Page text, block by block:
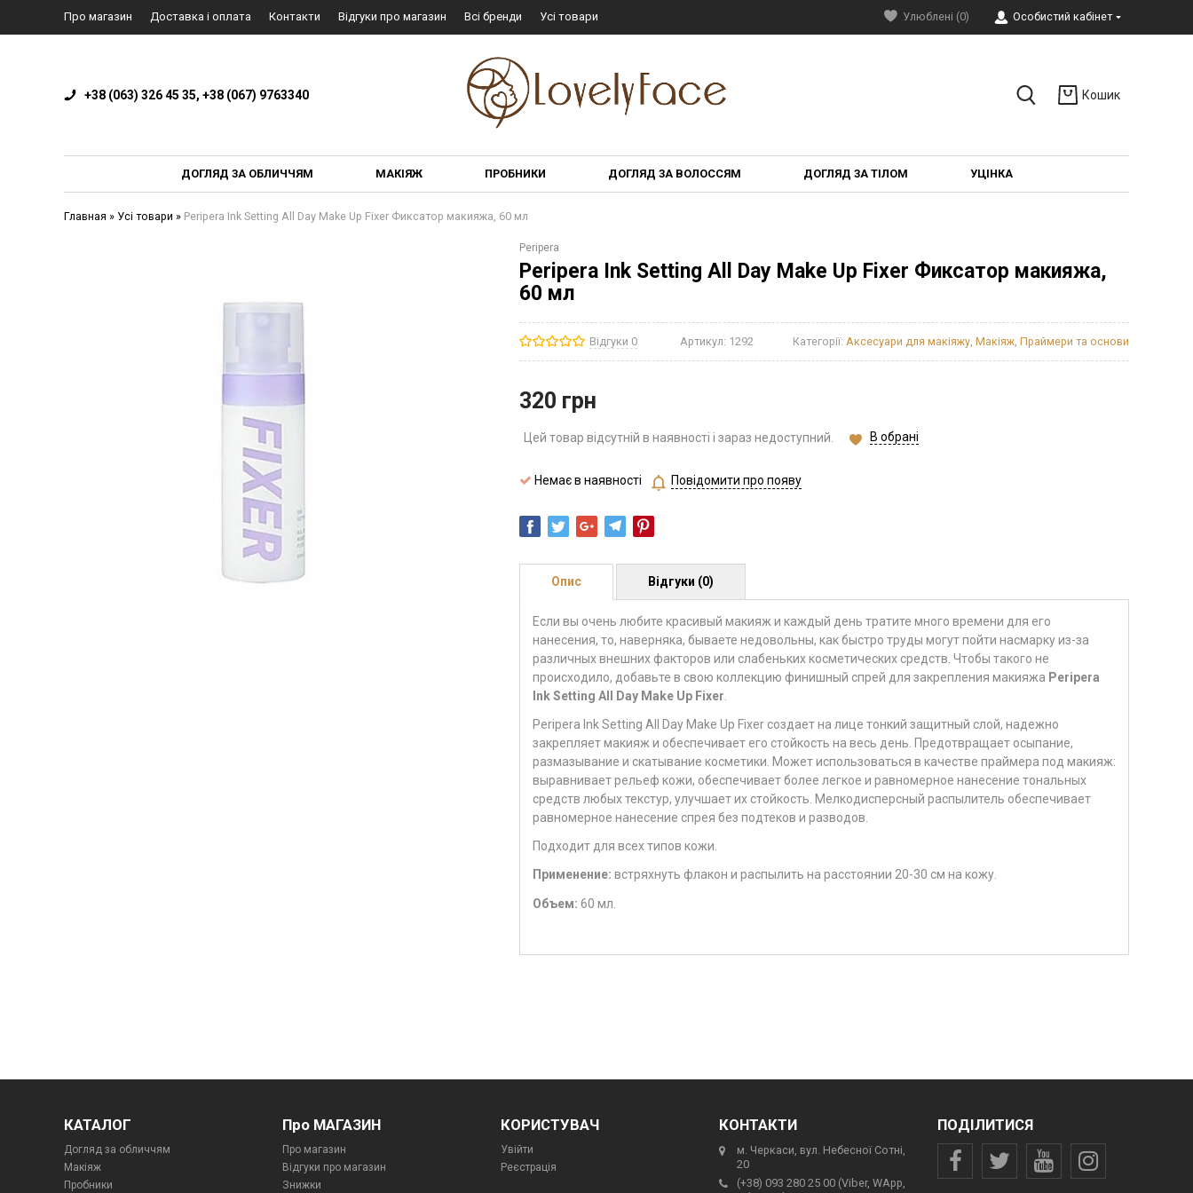
Про магазин Доставка і оплата Контакти Відгуки про магазин Всі бренди Усі товари Улюблені (0) Особистий кабінет
+38 (063) 326 45 35, +38 (067) 9763340 Кошик
ДОГЛЯД ЗА ОБЛИЧЧЯМ МАКІЯЖ ПРОБНИКИ ДОГЛЯД ЗА ВОЛОССЯМ ДОГЛЯД ЗА ТІЛОМ УЦІНКА
Главная » Усі товари » Peripera Ink Setting All Day Make Up Fixer Фиксатор макияжа, 60 мл
Peripera
Peripera Ink Setting All Day Make Up Fixer Фиксатор макияжа,
60 мл
Відгуки 0 Артикул: 1292 Категорії: Аксесуари для макіяжу Макіяж Праймери та основи
320 грн
Цей товар відсутній в наявності і зараз недоступний. В обрані
Немає в наявності Повідомити про появу
Опис
Если вы очень любите красивый макияж и каждый день тратите много времени для его
нанесения, то, наверняка, бываете недовольны, как быстро труды могут пойти насмарку из-за
различных внешних факторов или слабеньких косметических средств. Чтобы такого не
происходило, добавьте в свою коллекцию финишный спрей для закрепления макияжа Peripera
Ink Setting All Day Make Up Fixer
Peripera Ink Setting All Day Make Up Fixer создает на лице тонкий защитный слой, надежно
закрепляет макияж и обеспечивает его стойкость на весь день. Предотвращает осыпание,
размазывание и скатывание косметики. Может использоваться в качестве праймера под макияж:
выравнивает рельеф кожи, обеспечивает более легкое и равномерное нанесение тональных
средств любых текстур, улучшает их стойкость. Мелкодисперсный распылитель обеспечивает
равномерное нанесение спрея без подтеков и разводов.
Подходит для всех типов кожи.
Применение: встряхнуть флакон и распылить на расстоянии 20-30 см на кожу.
Объем: 60 мл.
Відгуки (0)
КАТАЛОГ
Догляд за обличчям
Макіяж
Пробники
Про МАГАЗИН
Про магазин
Відгуки про магазин
Знижки
КОРИСТУВАЧ
Увійти
Реєстрація
КОНТАКТИ
м. Черкаси, вул. Небесної Сотні,
20
(+38) 093 280 25 00 (Viber, WApp,
ПОДІЛИТИСЯ